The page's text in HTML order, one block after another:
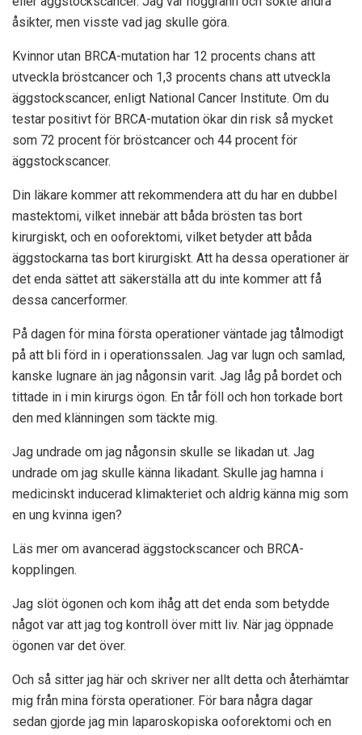
åsikter, men visste vad jag skulle göra.
Kvinnor utan BRCA-mutation har 12 procents chans att
utveckla bröstcancer och 1,3 procents chans att utveckla
äggstockscancer, enligt National Cancer Institute. Om du
testar positivt för BRCA-mutation ökar din risk så mycket
som 72 procent för bröstcancer och 44 procent för
äggstockscancer.
Din läkare kommer att rekommendera att du har en dubbel
mastektomi, vilket innebär att båda brösten tas bort
kirurgiskt, och en ooforektomi, vilket betyder att båda
äggstockarna tas bort kirurgiskt. Att ha dessa operationer är
det enda sättet att säkerställa att du inte kommer att få
dessa cancerformer.
På dagen för mina första operationer väntade jag tålmodigt
på att bli förd in i operationssalen. Jag var lugn och samlad,
kanske lugnare än jag någonsin varit. Jag låg på bordet och
tittade in i min kirurgs ögon. En tår föll och hon torkade bort
den med klänningen som täckte mig.
Jag undrade om jag någonsin skulle se likadan ut. Jag
undrade om jag skulle känna likadant. Skulle jag hamna i
medicinskt inducerad klimakteriet och aldrig känna mig som
en ung kvinna igen?
Läs mer om avancerad äggstockscancer och BRCA-
kopplingen.
Jag slöt ögonen och kom ihåg att det enda som betydde
något var att jag tog kontroll över mitt liv. När jag öppnade
ögonen var det över.
Och så sitter jag här och skriver ner allt detta och återhämtar
mig från mina första operationer. För bara några dagar
sedan gjorde jag min laparoskopiska ooforektomi och en